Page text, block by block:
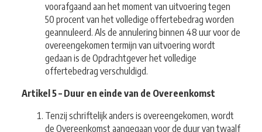
voorafgaand aan het moment van uitvoering tegen
50 procent van het volledige offertebedrag worden
geannuleerd. Als de annulering binnen 48 uur voor de
overeengekomen termijn van uitvoering wordt
gedaan is de Opdrachtgever het volledige
offertebedrag verschuldigd.
Artikel 5 – Duur en einde van de Overeenkomst
Tenzij schriftelijk anders is overeengekomen, wordt
de Overeenkomst aangegaan voor de duur van twaalf